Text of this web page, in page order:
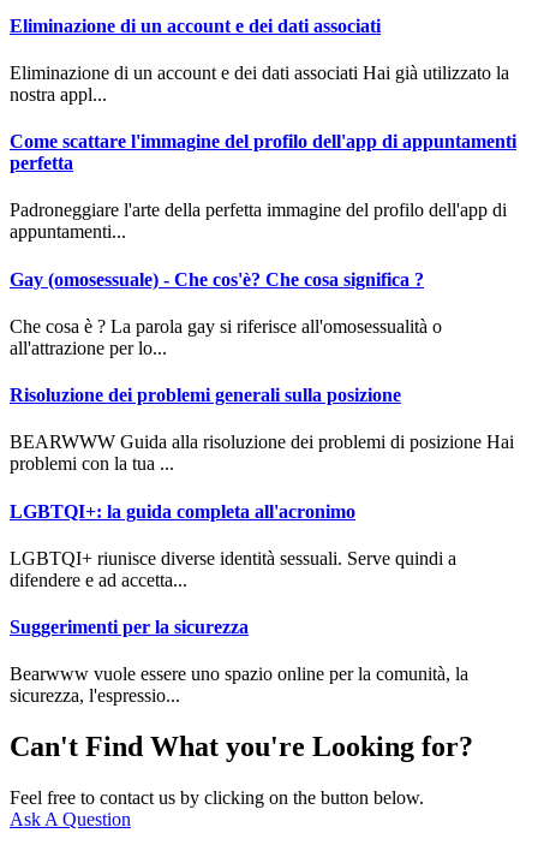
Eliminazione di un account e dei dati associati
Eliminazione di un account e dei dati associati Hai già utilizzato la
nostra appl...
Come scattare l'immagine del profilo dell'app di appuntamenti
perfetta
Padroneggiare l'arte della perfetta immagine del profilo dell'app di
appuntamenti...
Gay (omosessuale) - Che cos'è? Che cosa significa ?
Che cosa è ? La parola gay si riferisce all'omosessualità o
all'attrazione per lo...
Risoluzione dei problemi generali sulla posizione
BEARWWW Guida alla risoluzione dei problemi di posizione Hai
problemi con la tua ...
LGBTQI+: la guida completa all'acronimo
LGBTQI+ riunisce diverse identità sessuali. Serve quindi a
difendere e ad accetta...
Suggerimenti per la sicurezza
Bearwww vuole essere uno spazio online per la comunità, la
sicurezza, l'espressio...
Can't Find What you're Looking for?
Feel free to contact us by clicking on the button below.
Ask A Question